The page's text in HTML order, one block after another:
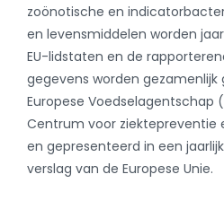
zoönotische en
en levensmiddelen worden
EU-lidstaten en de
gegevens worden
Europese Voedselagentschap
Centrum voor ziektepreventie
en gepresenteerd in een
verslag van de Europese Unie.